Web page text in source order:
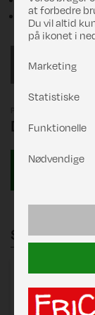
Pløkker og
DKK
Stænger
Zinox
Mega Stel
at forbedre
Du vil altid
på ikonet i
Marketing
Statistiske
Funktionelle
Nødvendige